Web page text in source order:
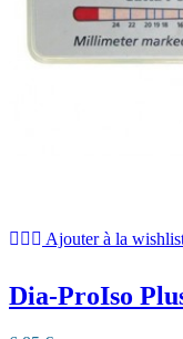
Ajouter à la
Dia-ProIso